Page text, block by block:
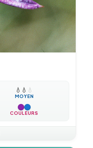
💧 💧 💧
MOYEN
COULEURS